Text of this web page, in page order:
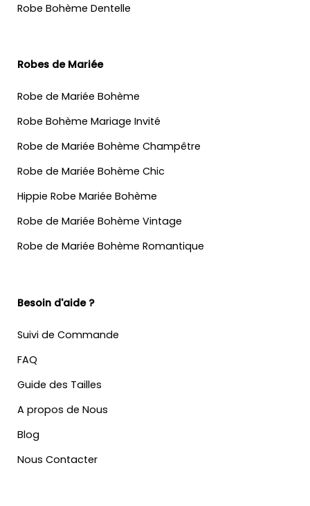
Robe Bohème Dentelle
Robes de Mariée
Robe de Mariée Bohème
Robe Bohème Mariage Invité
Robe de Mariée Bohème Champêtre
Robe de Mariée Bohème Chic
Hippie Robe Mariée Bohème
Robe de Mariée Bohème Vintage
Robe de Mariée Bohème Romantique
Besoin d'aide ?
Suivi de Commande
FAQ
Guide des Tailles
A propos de Nous
Blog
Nous Contacter